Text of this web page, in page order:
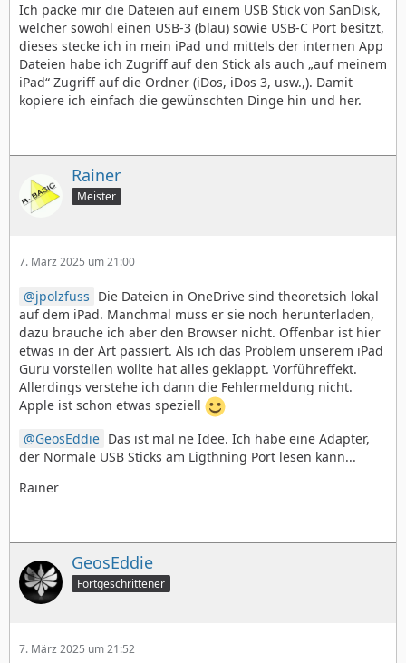
Ich packe mir die Dateien auf einem USB Stick von SanDisk,
welcher sowohl einen USB-3 (blau) sowie USB-C Port besitzt,
dieses stecke ich in mein iPad und mittels der internen App
Dateien habe ich Zugriff auf den Stick als auch „auf meinem
iPad“ Zugriff auf die Ordner (iDos, iDos 3, usw.,). Damit
kopiere ich einfach die gewünschten Dinge hin und her.
Rainer
Meister
7. März 2025 um 21:00
jpolzfuss Die Dateien in OneDrive sind theoretsich lokal
auf dem iPad. Manchmal muss er sie noch herunterladen,
dazu brauche ich aber den Browser nicht. Offenbar ist hier
etwas in der Art passiert. Als ich das Problem unserem iPad
Guru vorstellen wollte hat alles geklappt. Vorführeffekt.
Allerdings verstehe ich dann die Fehlermeldung nicht.
Apple ist schon etwas speziell
GeosEddie Das ist mal ne Idee. Ich habe eine Adapter,
der Normale USB Sticks am Ligthning Port lesen kann...
Rainer
GeosEddie
Fortgeschrittener
7. März 2025 um 21:52